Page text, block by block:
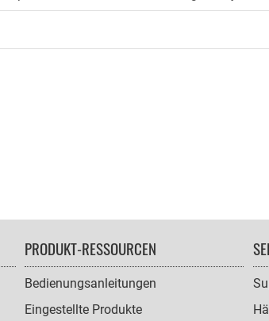
PRODUKT-RESSOURCEN
Bedienungsanleitungen
Eingestellte Produkte